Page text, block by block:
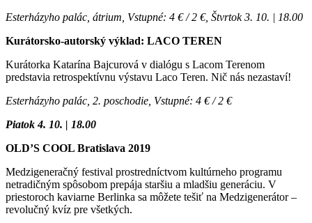
Esterházyho palác, átrium, Vstupné: 4 € / 2 €, Štvrtok 3. 10. | 18.00
Kurátorsko-autorský výklad: LACO TEREN
Kurátorka Katarína Bajcurová v dialógu s Lacom Terenom
predstavia retrospektívnu výstavu Laco Teren. Nič nás nezastaví!
Esterházyho palác, 2. poschodie, Vstupné: 4 € / 2 €
Piatok 4. 10. | 18.00
OLD’S COOL Bratislava 2019
Medzigeneračný festival prostredníctvom kultúrneho programu
netradičným spôsobom prepája staršiu a mladšiu generáciu. V
priestoroch kaviarne Berlinka sa môžete tešiť na Medzigenerátor –
revolučný kvíz pre všetkých.